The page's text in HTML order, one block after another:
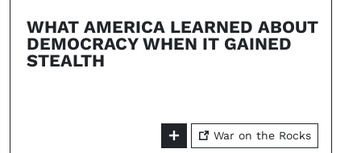
WHAT AMERICA LEARNED ABOUT
DEMOCRACY WHEN IT GAINED
STEALTH
War on the Rocks